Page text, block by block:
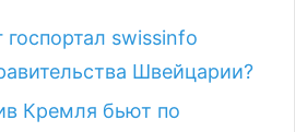
госпортал swissinfo
Швейцарии?
Кремля бьют по